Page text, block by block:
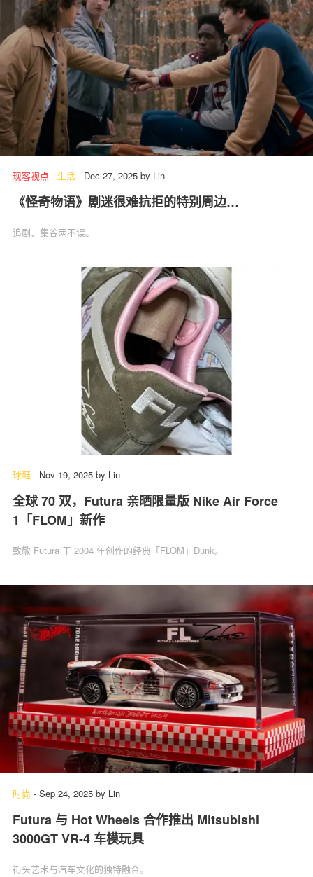
现客视点 . 生活 - Dec 27, 2025 by Lin
《怪奇物语》剧迷很难抗拒的特别周边…
追剧、集谷两不误。
球鞋 - Nov 19, 2025 by Lin
全球 70 双，Futura 亲晒限量版 Nike Air Force
1「FLOM」新作
致敬 Futura 于 2004 年创作的经典「FLOM」Dunk。
时尚 - Sep 24, 2025 by Lin
Futura 与 Hot Wheels 合作推出 Mitsubishi
3000GT VR-4 车模玩具
街头艺术与汽车文化的独特融合。